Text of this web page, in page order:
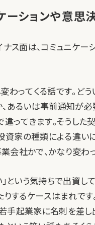
ーションや意思
ス面は、コミュニケ
ってくる話です。ど
あるいは事前通知が
ってきます。そうし
資家の種類による違い
会社かで、かなり変わ
という気持ちで出資し
するケースはまれで
若手起業家に名刺を差し